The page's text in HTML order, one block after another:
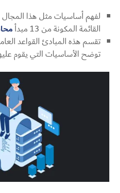
لفهم أساسيات مثل هذا المجال
القائمة المكونة من 13 مبدأ
تقسم هذه المبادئ القواعد
توضح الأساسيات التي يقوم